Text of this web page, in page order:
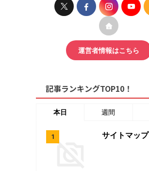
運営者情報はこちら
記事ランキングTOP10！
本日 週間
サイトマップ